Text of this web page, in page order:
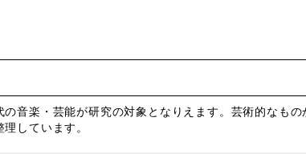
音楽・芸能が研究の対象となりえます。芸術的なも
しています。